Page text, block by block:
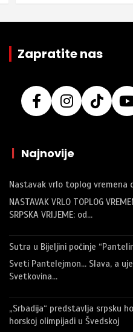
Zapratite nas
| Najnovije
Nastavak vrlo toplog vremena
NASTAVAK VRLO TOPLOG
SRPSKA VRIJEME: od…
Sutra u Bijeljini počinje
Sveti Pantelejmon… Slava, a
Svetkovina…
„Srbadija“ predstavlja srpsku
horskoj olimpijadi u Švedskoj